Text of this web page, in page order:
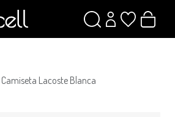
Camiseta Lacoste Blanca